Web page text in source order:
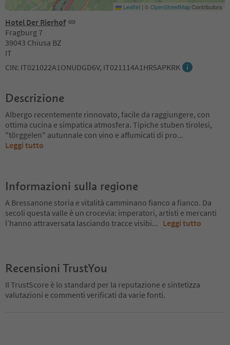
Hotel Der Rierhof
Fragburg 7
39043 Chiusa BZ
IT
CIN: IT021022A1ONUDGD6V, IT021114A1HR5APKRK
Leaflet | ©OpenStreetMapContributors
Descrizione
Albergo recentemente rinnovato, facile da raggiungere, con
ottima cucina e simpatica atmosfera. Tipiche stuben tirolesi,
"törggelen" autunnale con vino e affumicati di pro...
Leggi tutto
Informazioni sulla regione
A Bressanone storia e vitalità camminano fianco a fianco. Da
secoli questa valle è un crocevia: imperatori, artisti e mercanti
l’hanno attraversata lasciando tracce visibi... Leggi tutto
Recensioni TrustYou
Il TrustScore è lo standard per la reputazione e sintetizza
valutazioni e commenti verificati da varie fonti.